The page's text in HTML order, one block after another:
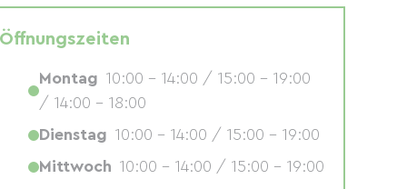
Öffnungszeiten
Montag 10:00 - 14:00 / 15:00 - 19:00
/ 14:00 - 18:00
Dienstag 10:00 - 14:00 / 15:00 - 19:00
Mittwoch 10:00 - 14:00 / 15:00 - 19:00